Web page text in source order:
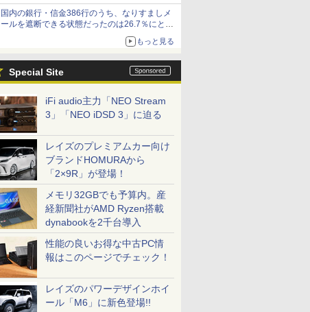
ードバイクにちょうどいい【ぼっち・ざ・ろー
ど！その14】【空いた時間でなにしてる？】
国内の銀行・信金386行のうち、なりすましメ
ールを遮断できる状態だったのは26.7％にとど
まる～GMOブランドセキュリティ調査
もっと見る
Special Site
iFi audio主力「NEO Stream
3」「NEO iDSD 3」に迫る
レイズのプレミアムカー向け
ブランドHOMURAから
「2×9R」が登場！
メモリ32GBでも予算内。産
経新聞社がAMD Ryzen搭載
dynabookを2千台導入
性能の良いお得な中古PC情
報はこのページでチェック！
レイズのパワーデザインホイ
ール「M6」に新色登場!!